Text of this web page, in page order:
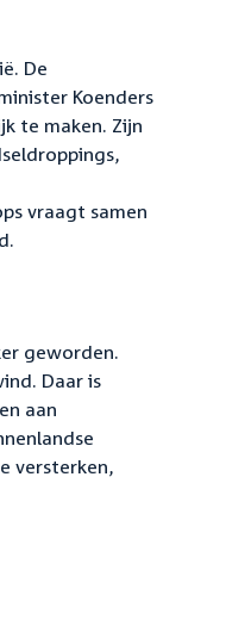
De
Koenders
te maken. Zijn
vraagt samen
geworden.
Daar is
aan
versterken,